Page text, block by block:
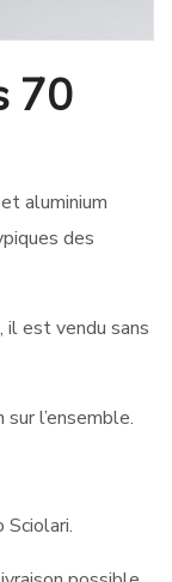
70
aluminium
des
est vendu sans
l’ensemble.